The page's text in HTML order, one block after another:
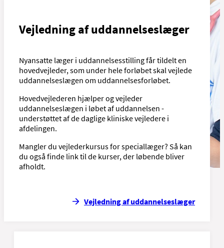
Vejledning af uddannelseslæger
Nyansatte læger i uddannelsesstilling får tildelt en
hovedvejleder, som under hele forløbet skal vejlede
uddannelseslægen om uddannelsesforløbet.
Hovedvejlederen hjælper og vejleder
uddannelseslægen i løbet af uddannelsen -
understøttet af de daglige kliniske vejledere i
afdelingen.
Mangler du vejlederkursus for speciallæger? Så kan
du også finde link til de kurser, der løbende bliver
afholdt.
Vejledning af uddannelseslæger